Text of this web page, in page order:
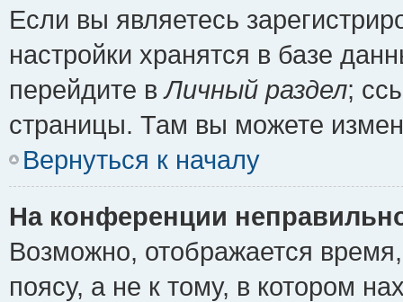
Если вы являетесь
настройки хранятся в базе
перейдите вЛичный раздел;
страницы. Там вы можете
Вернуться к началу
На конференции
Возможно, отображается
поясу, а не к тому, в котором